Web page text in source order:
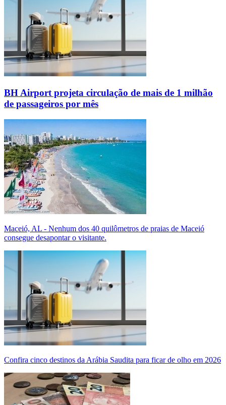
BH Airport projeta circulação de mais de 1 milhão
de passageiros por mês
Maceió, AL - Nenhum dos 40 quilômetros de praias de Maceió
consegue desapontar o visitante.
Confira cinco destinos da Arábia Saudita para ficar de olho em 2026